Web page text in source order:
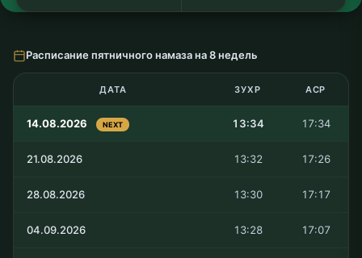
Расписание пятничного намаза на 8 недель
ДАТА ЗУХР АСР
14.08.2026 NEXT 13:34 17:34
21.08.2026 13:32 17:26
28.08.2026 13:30 17:17
04.09.2026 13:28 17:07